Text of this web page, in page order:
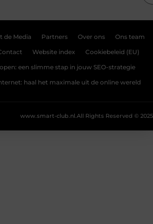
de Media Partners Over ons Ons team
Website index Cookiebeleid (EU)
een slimme stap in jouw SEO-strategie
haal het maximale uit de online wereld
All Rights Reserved © 2025
www.smart-club.nl.